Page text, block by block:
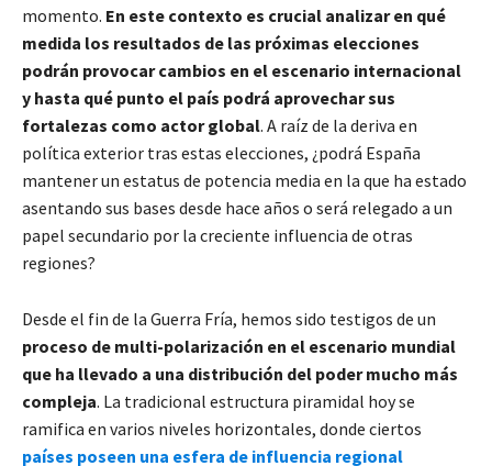
momento. En este contexto es crucial analizar en qué
medida los resultados de las próximas elecciones
podrán provocar cambios en el escenario internacional
y hasta qué punto el país podrá aprovechar sus
fortalezas como actor global. A raíz de la deriva en
política exterior tras estas elecciones, ¿podrá España
mantener un estatus de potencia media en la que ha estado
asentando sus bases desde hace años o será relegado a un
papel secundario por la creciente influencia de otras
regiones?
Desde el fin de la Guerra Fría, hemos sido testigos de un
proceso de multi-polarización en el escenario mundial
que ha llevado a una distribución del poder mucho más
compleja. La tradicional estructura piramidal hoy se
ramifica en varios niveles horizontales, donde ciertos
países poseen una esfera de influencia regional